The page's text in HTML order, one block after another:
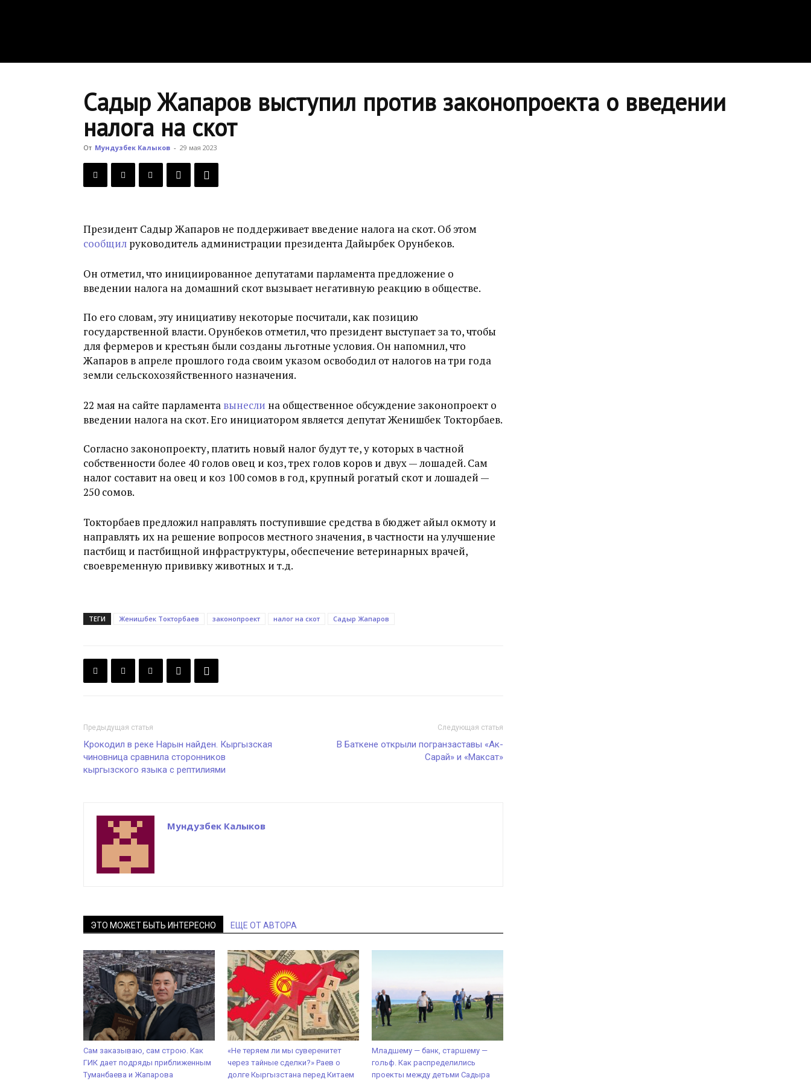
Садыр Жапаров выступил против законопроекта о введении
налога на скот
От Мундузбек Калыков - 29 мая 2023
Президент Садыр Жапаров не поддерживает введение налога на скот. Об этом
сообщил руководитель администрации президента Дайырбек Орунбеков.
Он отметил, что инициированное депутатами парламента предложение о
введении налога на домашний скот вызывает негативную реакцию в обществе.
По его словам, эту инициативу некоторые посчитали, как позицию
государственной власти. Орунбеков отметил, что президент выступает за то, чтобы
для фермеров и крестьян были созданы льготные условия. Он напомнил, что
Жапаров в апреле прошлого года своим указом освободил от налогов на три года
земли сельскохозяйственного назначения.
22 мая на сайте парламента вынесли на общественное обсуждение законопроект о
введении налога на скот. Его инициатором является депутат Женишбек Токторбаев.
Согласно законопроекту, платить новый налог будут те, у которых в частной
собственности более 40 голов овец и коз, трех голов коров и двух — лошадей. Сам
налог составит на овец и коз 100 сомов в год, крупный рогатый скот и лошадей —
250 сомов.
Токторбаев предложил направлять поступившие средства в бюджет айыл окмоту и
направлять их на решение вопросов местного значения, в частности на улучшение
пастбищ и пастбищной инфраструктуры, обеспечение ветеринарных врачей,
своевременную прививку животных и т.д.
ТЕГИ Женишбек Токторбаев законопроект налог на скот Садыр Жапаров
Предыдущая статья
Крокодил в реке Нарын найден. Кыргызская
чиновница сравнила сторонников
кыргызского языка с рептилиями
Следующая статья
В Баткене открыли погранзаставы «Ак-
Сарай» и «Максат»
Мундузбек Калыков
ЭТО МОЖЕТ БЫТЬ ИНТЕРЕСНО ЕЩЕ ОТ АВТОРА
Сам заказываю, сам строю. Как
ГИК дает подряды приближенным
Туманбаева и Жапарова
«Не теряем ли мы суверенитет
через тайные сделки?» Раев о
долге Кыргызстана перед Китаем
Младшему — банк, старшему —
гольф. Как распределились
проекты между детьми Садыра